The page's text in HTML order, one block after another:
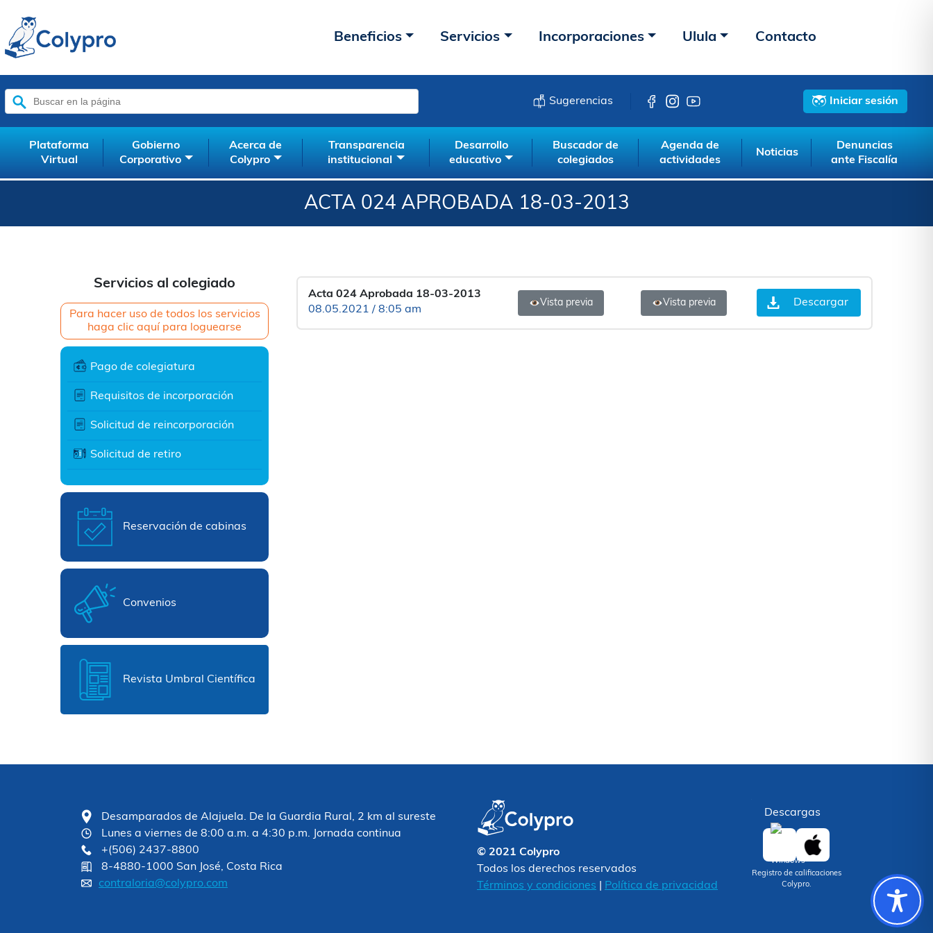
Beneficios Servicios Incorporaciones Ulula Contacto
Buscar:
Sugerencias Iniciar sesión
Plataforma
Virtual
Gobierno
Corporativo
Acerca de
Colypro
Transparencia
institucional
Desarrollo
educativo
Buscador de
colegiados
Agenda de
actividades
Noticias
Denuncias
ante Fiscalía
ACTA 024 APROBADA 18-03-2013
Servicios al colegiado
Para hacer uso de todos los servicios
haga clic aquí para loguearse
Pago de colegiatura
Requisitos de incorporación
Solicitud de reincorporación
Solicitud de retiro
Reservación de cabinas
Convenios
Revista Umbral Científica
Acta 024 Aprobada 18-03-2013
08.05.2021 / 8:05 am
Vista previa Vista previa Descargar
Desamparados de Alajuela. De la Guardia Rural, 2 km al sureste
Lunes a viernes de 8:00 a.m. a 4:30 p.m. Jornada continua
+(506) 2437-8800
8-4880-1000 San José, Costa Rica
contraloria@colypro.com
© 2021 Colypro
Todos los derechos reservados
Términos y condiciones
Política de privacidad
Descargas
Registro de calificaciones
Colypro.